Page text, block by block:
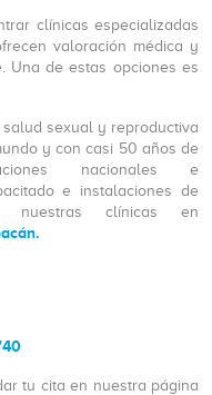
clínicas especializadas
valoración médica y
Una de estas opciones es
salud sexual y reproductiva
y con casi 50 años de
nacionales e
e instalaciones de
nuestras clínicas en
tu cita en nuestra página